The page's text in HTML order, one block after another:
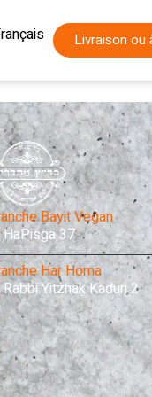
Livraison ou
Bayit Vegan
HaPisga 37
Har Homa
Rabbi Yitzhak Kaduri 2